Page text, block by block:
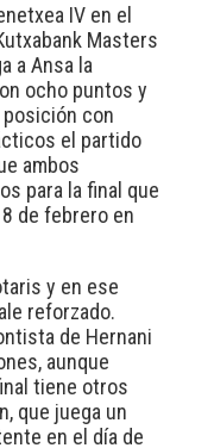
IV en el
Masters
a Ansa la
ocho puntos y
posición con
el partido
ambos
para la final que
de febrero en
y en ese
reforzado.
de Hernani
aunque
tiene otros
que juega un
en el día de